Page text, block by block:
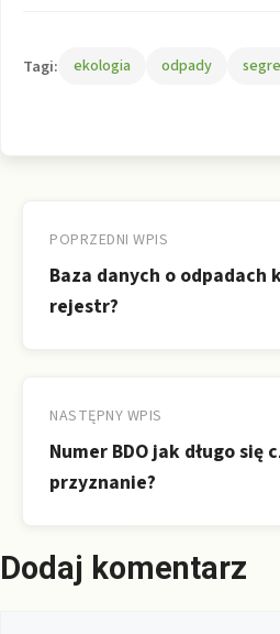
Tagi: ekologia odpady
wpisu
POPRZEDNI WPIS
Baza danych o odpadach
rejestr?
NASTĘPNY WPIS
Numer BDO jak długo się
przyznanie?
Dodaj komentarz